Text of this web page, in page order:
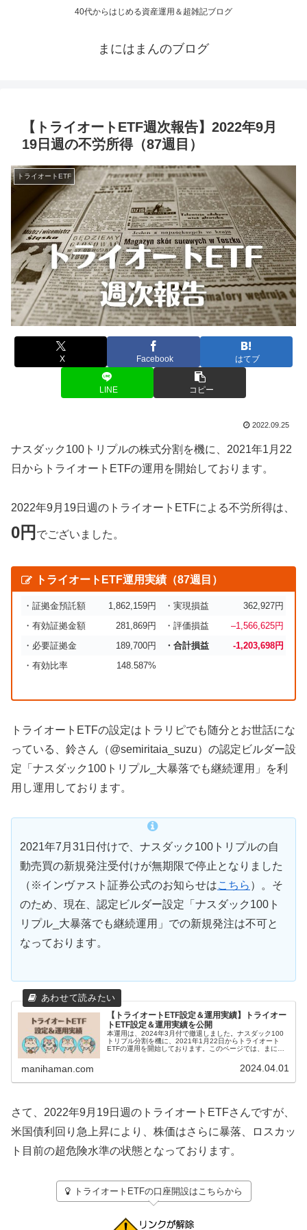
40代からはじめる資産運用＆超雑記ブログ
まにはまんのブログ
【トライオートETF週次報告】2022年9月
19日週の不労所得（87週目）
トライオートETF
X Facebook はてブ
LINE コピー
2022.09.25
ナスダック100トリプルの株式分割を機に、2021年1月22
日からトライオートETFの運用を開始しております。
2022年9月19日週のトライオートETFによる不労所得は、
0円 でございました。
トライオートETF運用実績（87週目）
・証拠金預託額 1,862,159円 ・実現損益
362,927円
・有効証拠金額
281,869円 ・評価損益 –1,566,625円
・必要証拠金
189,700円 ・合計損益
-1,203,698円
・有効比率
148.587%
トライオートETFの設定はトラリピでも随分とお世話にな
っている、鈴さん（@semiritaia_suzu）の認定ビルダー設
定「ナスダック100トリプル_大暴落でも継続運用」を利
用し運用しております。
2021年7月31日付けで、ナスダック100トリプルの自
動売買の新規発注受付けが無期限で停止となりました
（※インヴァスト証券公式のお知らせはこちら ）。そ
のため、現在、認定ビルダー設定「ナスダック100ト
リプル_大暴落でも継続運用」での新規発注は不可と
なっております。
【トライオートETF設定＆運用実績】トライオー
トETF設定＆運用実績を公開
本運用は、2024年3月付で撤退しました。ナスダック100
トリプル分割を機に、2021年1月22日からトライオート
ETFの運用を開始しております。このページでは、まには
manihaman.com 2024.04.01
さて、2022年9月19日週のトライオートETFさんですが、
米国債利回り急上昇により、株価はさらに暴落、ロスカッ
ト目前の超危険水準の状態となっております。
トライオートETFの口座開設はこちらから